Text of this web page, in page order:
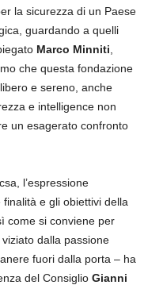
la sicurezza di un Paese
guardando a quelli
Marco Minniti
che questa fondazione
e sereno, anche
e intelligence non
un esagerato confronto
l’espressione
e gli obiettivi della
come si conviene per
dalla passione
fuori dalla porta – ha
del Consiglio Gianni